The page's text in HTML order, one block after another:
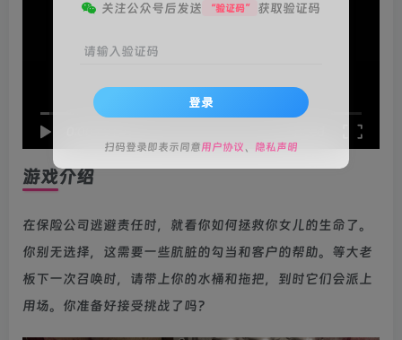
游戏介绍
在保险公司逃避责任时，就看你如何拯救你女儿的生命了。
你别无选择，这需要一些肮脏的勾当和客户的帮助。等大老
板下一次召唤时，请带上你的水桶和拖把，到时它们会派上
用场。你准备好接受挑战了吗?
关注公众号后发送 “验证码” 获取验证码
请输入验证码
登录
扫码登录即表示同意用户协议 、 隐私声明